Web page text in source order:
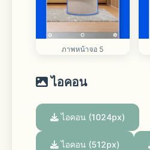
ภาพหน้าจอ 5
ไอคอน
ไอคอน (1024px)
ไอคอน (512px)